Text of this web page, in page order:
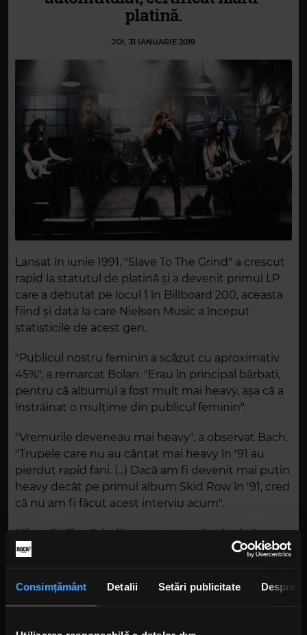
Consimțământ Detalii Setări publicitate Despre
platină.
JOI, 31 IANUARIE 2019
Lansat în iunie 1991, "Slave To The Grind" a crescut
rapid la statutul de platină și a devenit primul LP
care a debutat pe locul 1 în Billboard 200, aceasta
fiind și data la care Nielsen Music a început
statisticile de acest gen.
"Publicul nostru feminin a scăzut cu aproximativ
45%", a remarcat Bolan. "Erau în principal bărbati,
pentru că albumul a fost mult mai heavy, așa că a
înstrăinat o mulțime din publicul feminin".
"Vremurile deveneau mai heavy", a observat Bach.
"Trupele care nu au cântat mai heavy în '91 au
pierdut rapid fani. (...) Dacă am fi devenit mai puțin
heavy decât pe primul album Skid Row în '91, cred
că nu am fi făcut acest interviu acum".
"Slave To The Grind" a petrecut o săptămână pe
prima poziție a topului american și a vândut mai
S.U.A.